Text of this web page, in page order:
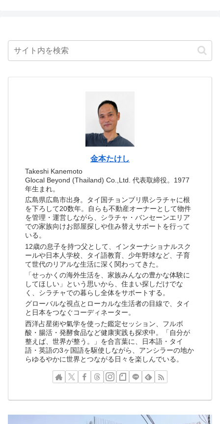
金本たけし
Takeshi Kanemoto
Glocal Beyond (Thailand) Co.,Ltd. 代表取締役。1977
年生まれ。
広島県広島市出身。タイ国チョンブリ県シラチャに根
を下ろして20数年。自らも不動産オーナーとして物件
を管理・運営しながら、シラチャ・バンセーンエリア
での家族向けお部屋探しや住み替えサポートを行って
いる。
12歳の息子を持つ父として、インターナショナルスク
ールや日本人学校、タイ語教育、少年野球など、子育
て世代のリアルな生活に深く関わってきた。
「せっかくの海外生活を、家族みんなの豊かな体験に
してほしい」という思いから、住まい探しだけでな
く、シラチャでの暮らし全体をサポートする。
グローバルな視点とローカルな生活者の目線で、タイ
と日本をつなぐコーディネーター。
西洋占星術や氣学を使った鑑定セッション、フルボ
酸・腸活・発酵食品など健康実践も探求中。「自分が
整えば、世界が整う。」を合言葉に、日本語・タイ
語・英語の3ヶ国語を駆使しながら、アンシラーの地か
らゆるやかに世界とつながる日々を楽しんでいる。